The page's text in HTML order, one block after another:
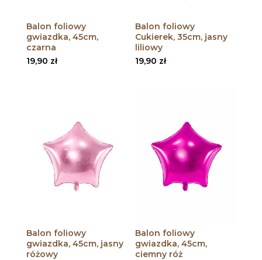
Balon foliowy
gwiazdka, 45cm,
czarna
19,90 zł
Balon foliowy
Cukierek, 35cm, jasny
liliowy
19,90 zł
Balon foliowy
gwiazdka, 45cm, jasny
różowy
Balon foliowy
gwiazdka, 45cm,
ciemny róż